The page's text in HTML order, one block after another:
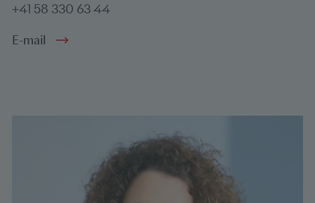
+41 58 330 63 44
E-mail